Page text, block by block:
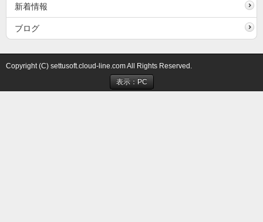
新着情報
ブログ
Copyright (C) settusoft.cloud-line.com All Rights Reserved.
表示：PC